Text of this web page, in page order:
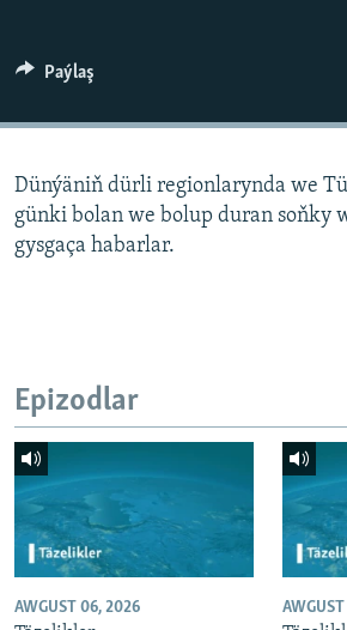
Paýlaş
Dünýäniň dürli regionlarynda we
günki bolan we bolup duran soňky
gysgaça habarlar.
Epizodlar
AWGUST 06, 2026